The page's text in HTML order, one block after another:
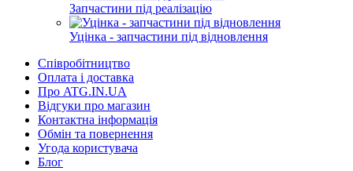
Запчастини під реалізацію
Уцінка - запчастини під відновлення
Співробітництво
Оплата і доставка
Про ATG.IN.UA
Відгуки про магазин
Контактна інформація
Обмін та повернення
Угода користувача
Блог